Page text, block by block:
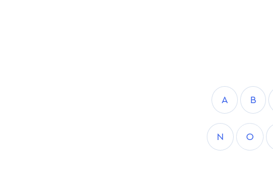
A B
N O